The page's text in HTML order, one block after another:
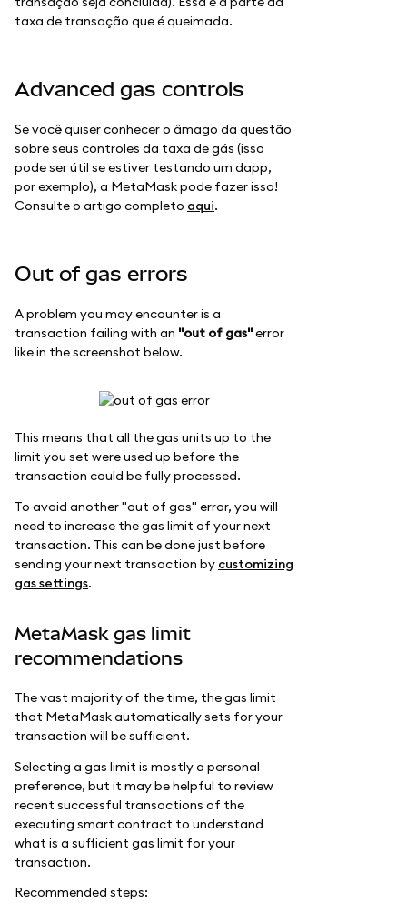
taxa de transação que é queimada.
Advanced gas controls
Se você quiser conhecer o âmago da questão
sobre seus controles da taxa de gás (isso
pode ser útil se estiver testando um dapp,
por exemplo), a MetaMask pode fazer isso!
Consulte o artigo completo aqui.
Out of gas errors
A problem you may encounter is a
transaction failing with an "out of gas"error
like in the screenshot below.
This means that all the gas units up to the
limit you set were used up before the
transaction could be fully processed.
To avoid another "out of gas" error, you will
need to increase the gas limit of your next
transaction. This can be done just before
sending your next transaction by customizing
gas settings.
MetaMask gas limit
recommendations
The vast majority of the time, the gas limit
that MetaMask automatically sets for your
transaction will be sufficient.
Selecting a gas limit is mostly a personal
preference, but it may be helpful to review
recent successful transactions of the
executing smart contract to understand
what is a sufficient gas limit for your
transaction.
Recommended steps: